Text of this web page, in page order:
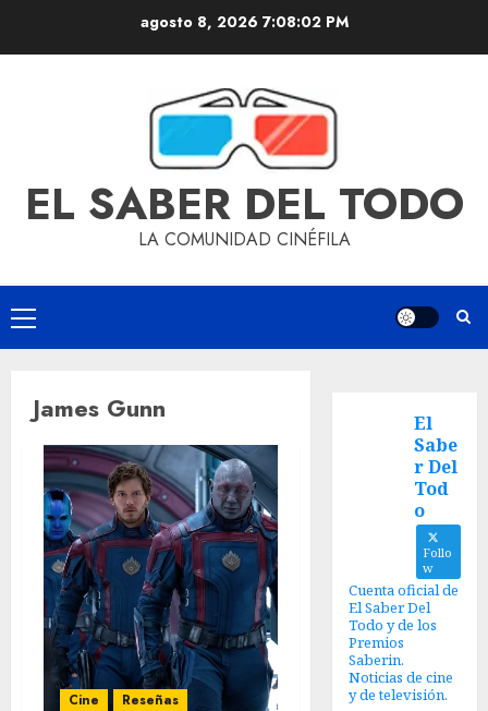
agosto 8, 2026 7:08:02 PM
EL SABER DEL TODO
LA COMUNIDAD CINÉFILA
James Gunn
Cine Reseñas
El
Sabe
r Del
Tod
o
Follo
w
Cuenta oficial de
El Saber Del
Todo y de los
Premios
Saberin.
Noticias de cine
y de televisión.